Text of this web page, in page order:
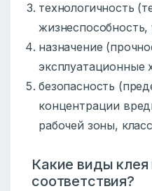
технологичность
назначение
эксплуатационные
безопасность
концентрации
рабочей зоны,
Какие виды
соответствия?